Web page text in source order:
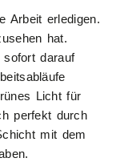
Arbeit erledigen.
hat.
sofort darauf
Licht für
perfekt durch
mit dem